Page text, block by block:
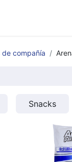
de compañía
Snacks